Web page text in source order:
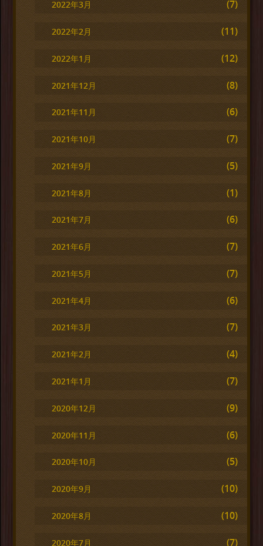
2022年3月 (7)
2022年2月 (11)
2022年1月 (12)
2021年12月 (8)
2021年11月 (6)
2021年10月 (7)
2021年9月 (5)
2021年8月 (1)
2021年7月 (6)
2021年6月 (7)
2021年5月 (7)
2021年4月 (6)
2021年3月 (7)
2021年2月 (4)
2021年1月 (7)
2020年12月 (9)
2020年11月 (6)
2020年10月 (5)
2020年9月 (10)
2020年8月 (10)
2020年7月 (7)